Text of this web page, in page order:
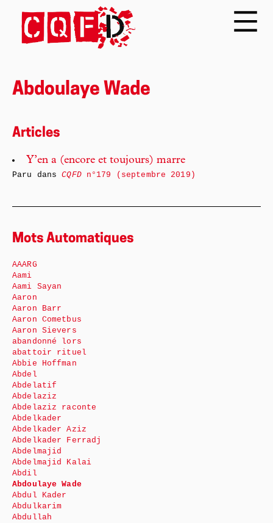
Abdoulaye Wade
Articles
Y’en a (encore et toujours) marre
Paru dansCQFDn°179 (septembre 2019)
Mots Automatiques
AAARG
Aami
Aami Sayan
Aaron
Aaron Barr
Aaron Cometbus
Aaron Sievers
abandonné lors
abattoir rituel
Abbie Hoffman
Abdel
Abdelatif
Abdelaziz
Abdelaziz raconte
Abdelkader
Abdelkader Aziz
Abdelkader Ferradj
Abdelmajid
Abdelmajid Kalai
Abdil
Abdoulaye Wade
Abdul Kader
Abdulkarim
Abdullah